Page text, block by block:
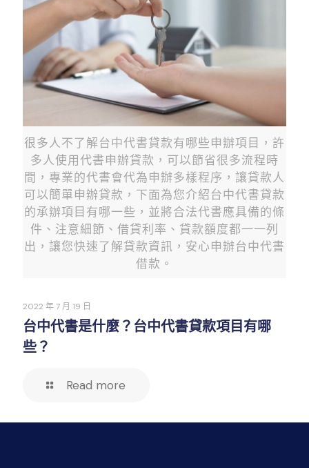
很多人不了解台中代書貸款有哪些申辦項目，許
多人使用代書申辦貸款，可以節省很多流程時
間，專業的代書會代為申辦多樣程序，讓貸款人
可以簡單申辦貸款，下面為您介紹台中代書貸款
的承辦項目有哪一些，並將合法代書應具備的條
件、注意細節、借貸利率、貸款額度都一一列
出，讓您快速了解貸款資訊，安心申辦台中代書
借款。
2022 年 7 月 19 日
台中代書是什麼？台中代書貸款項目有哪
些？
Read more